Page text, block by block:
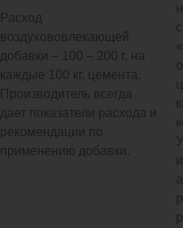
Расход
воздухововлекающей
добавки – 100 – 200 г. на
каждые 100 кг. цемента.
Производитель всегда
дает показатели расхода и
рекомендации по
применению добавки.